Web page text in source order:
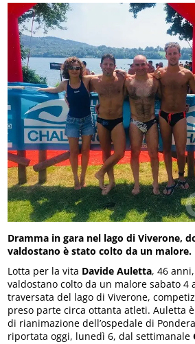
Dramma in gara nel lago di Viverone,
valdostano è stato colto da un malore.
Lotta per la vita Davide Auletta, 46
valdostano colto da un malore sabato 4
traversata del lago di Viverone,
preso parte circa ottanta atleti. Auletta
di rianimazione dell’ospedale di
riportata oggi, lunedì 6, dal settimanale